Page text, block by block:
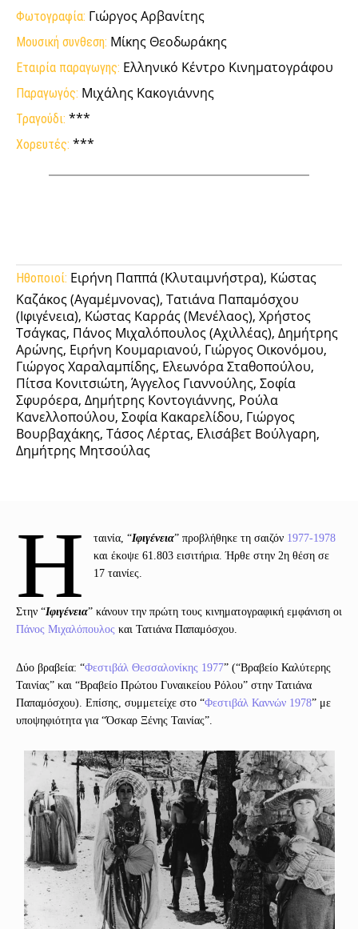
Φωτογραφία: Γιώργος Αρβανίτης
Μουσική συνθεση: Μίκης Θεοδωράκης
Εταιρία παραγωγης: Ελληνικό Κέντρο Κινηματογράφου
Παραγωγός: Μιχάλης Κακογιάννης
Τραγούδι: ***
Χορευτές: ***
Ηθοποιοί: Ειρήνη Παππά (Κλυταιμνήστρα), Κώστας
Καζάκος (Αγαμέμνονας), Τατιάνα Παπαμόσχου
(Ιφιγένεια), Κώστας Καρράς (Μενέλαος), Χρήστος
Τσάγκας, Πάνος Μιχαλόπουλος (Αχιλλέας), Δημήτρης
Αρώνης, Ειρήνη Κουμαριανού, Γιώργος Οικονόμου,
Γιώργος Χαραλαμπίδης, Ελεωνόρα Σταθοπούλου,
Πίτσα Κονιτσιώτη, Άγγελος Γιαννούλης, Σοφία
Σφυρόερα, Δημήτρης Κοντογιάννης, Ρούλα
Κανελλοπούλου, Σοφία Κακαρελίδου, Γιώργος
Βουρβαχάκης, Τάσος Λέρτας, Ελισάβετ Βούλγαρη,
Δημήτρης Μητσούλας
Η ταινία, “Ιφιγένεια” προβλήθηκε τη σαιζόν 1977-1978
και έκοψε 61.803 εισιτήρια. Ήρθε στην 2η θέση σε
17 ταινίες.
Στην “Ιφιγένεια” κάνουν την πρώτη τους κινηματογραφική εμφάνιση οι
Πάνος Μιχαλόπουλος και Τατιάνα Παπαμόσχου.
Δύο βραβεία: “Φεστιβάλ Θεσσαλονίκης 1977” (“Βραβείο Καλύτερης
Ταινίας” και “Βραβείο Πρώτου Γυναικείου Ρόλου” στην Τατιάνα
Παπαμόσχου). Επίσης, συμμετείχε στο “Φεστιβάλ Καννών 1978” με
υποψηφιότητα για “Όσκαρ Ξένης Ταινίας”.